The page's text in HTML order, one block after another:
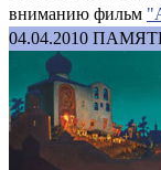
вниманию фильм
04.04.2010